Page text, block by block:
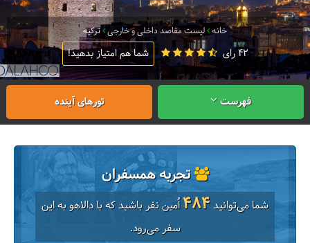
خانه لیست مقاصد داخلی و خارجی ترکیه
42 رای شما هم امتیاز بدهید!
فهرست تورهای آینده
تجربه همسفران
شما می‌توانید484اُمین نفر باشید که با دالاهو به این
سفر می‌رود.